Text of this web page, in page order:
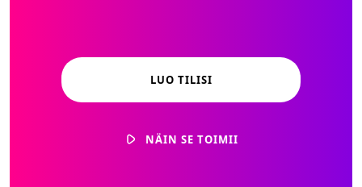
LUO TILISI
NÄIN SE TOIMII